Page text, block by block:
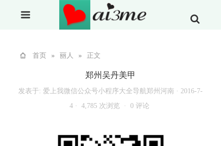
首页 » 丽人 » 正文
郑州吴丹美甲
发表于: 爱上我微信公众号小程序大全导航郑州河南 · 2016-7-
4 ·
4,785 次浏览 · 0 评论